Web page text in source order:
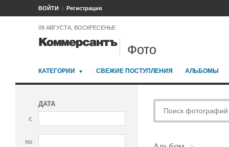
ВОЙТИ Регистрация
09 АВГУСТА, ВОСКРЕСЕНЬЕ
Фото
КАТЕГОРИИ СВЕЖИЕ ПОСТУПЛЕНИЯ АЛЬБОМЫ
ДАТА
с
по